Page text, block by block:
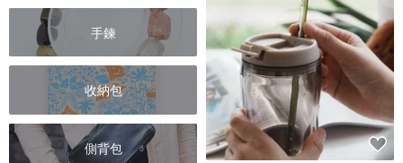
手鍊
收納包
側背包